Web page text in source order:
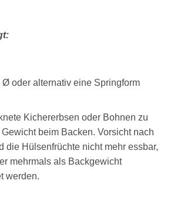
Ø oder alternativ eine Springform
Kichererbsen oder Bohnen zu
beim Backen. Vorsicht nach
die Hülsenfrüchte nicht mehr essbar,
mehrmals als Backgewicht
werden.